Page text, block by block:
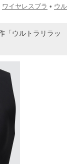
ワイヤレスブラ • ウル
「ウルトラリラッ